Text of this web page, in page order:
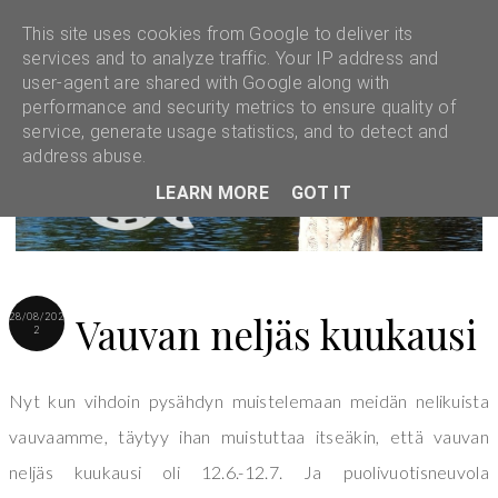
28/08/202
2
Vauvan neljäs kuukausi
Nyt kun vihdoin pysähdyn muistelemaan meidän nelikuista
vauvaamme, täytyy ihan muistuttaa itseäkin, että vauvan
neljäs kuukausi oli 12.6.-12.7. Ja puolivuotisneuvola
This site uses cookies from Google to deliver its
services and to analyze traffic. Your IP address and
user-agent are shared with Google along with
performance and security metrics to ensure quality of
service, generate usage statistics, and to detect and
address abuse.
LEARN MORE
GOT IT